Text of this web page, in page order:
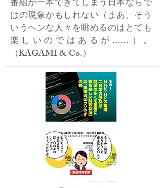
番組が一本できてしまう日本ならで
はの現象かもしれない（まあ、そう
いうヘンな人々を眺めるのはとても
楽しいのではあるが……）。
（KAGAMI & Co.）